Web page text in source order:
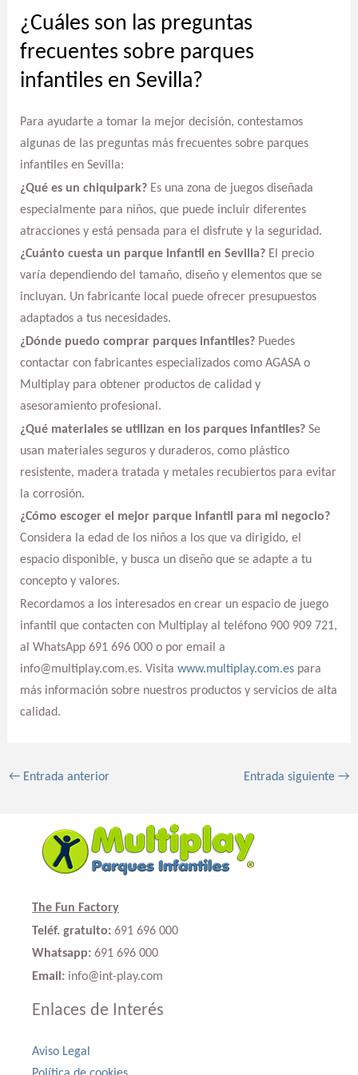
¿Cuáles son las preguntas
frecuentes sobre parques
infantiles en Sevilla?
Para ayudarte a tomar la mejor decisión, contestamos
algunas de las preguntas más frecuentes sobre parques
infantiles en Sevilla:
¿Qué es un chiquipark?Es una zona de juegos diseñada
especialmente para niños, que puede incluir diferentes
atracciones y está pensada para el disfrute y la seguridad.
¿Cuánto cuesta un parque infantil en Sevilla?El precio
varía dependiendo del tamaño, diseño y elementos que se
incluyan. Un fabricante local puede ofrecer presupuestos
adaptados a tus necesidades.
¿Dónde puedo comprar parques infantiles?Puedes
contactar con fabricantes especializados como AGASA o
Multiplay para obtener productos de calidad y
asesoramiento profesional.
¿Qué materiales se utilizan en los parques infantiles?Se
usan materiales seguros y duraderos, como plástico
resistente, madera tratada y metales recubiertos para evitar
la corrosión.
¿Cómo escoger el mejor parque infantil para mi negocio?
Considera la edad de los niños a los que va dirigido, el
espacio disponible, y busca un diseño que se adapte a tu
concepto y valores.
Recordamos a los interesados en crear un espacio de juego
infantil que contacten con Multiplay al teléfono 900 909 721,
al WhatsApp 691 696 000 o por email a
info@multiplay.com.es. Visita www.multiplay.com.espara
más información sobre nuestros productos y servicios de alta
calidad.
←Entrada anterior Entrada siguiente→
The Fun Factory
Teléf. gratuito: 691 696 000
Whatsapp: 691 696 000
Email: info@int-play.com
Enlaces de Interés
Aviso Legal